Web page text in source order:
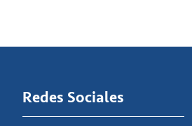
Redes Sociales